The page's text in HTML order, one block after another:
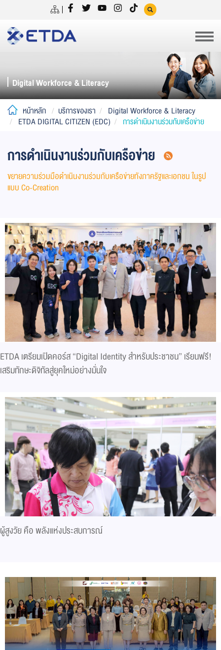
Digital Workforce & Literacy
หน้าหลัก บริการของเรา
Digital Workforce & Literacy
ETDA DIGITAL CITIZEN (EDC)
การดำเนินงานร่วมกับเครือข่าย
การดำเนินงานร่วมกับเครือข่าย
ขยายความร่วมมือดำเนินงานร่วมกับเครือข่ายทังภาครัฐและเอกชน ในรูป
แบบ Co-Creation
ETDA เตรียมเปิดคอร์ส “Digital Identity สำหรับประชาชน” เรียนฟรี!
เสริมทักษะดิจิทัลสู่ยุคใหม่อย่างมั่นใจ ​​
ผู้สูงวัย คือ พลังแห่งประสบการณ์